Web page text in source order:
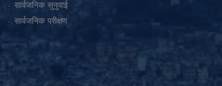
सार्वजनिक सुनुवाई
सार्वजनिक परीक्षण